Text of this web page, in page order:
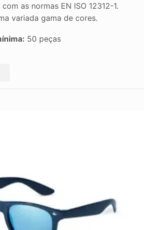
as normas EN ISO 12312-1.
variada gama de cores.
50 peças